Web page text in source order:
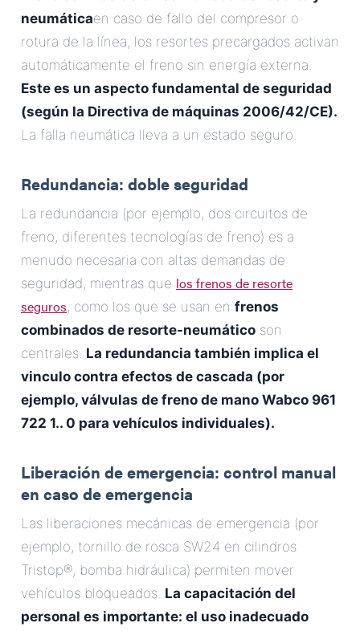
neumáticaen caso de fallo del compresor o
rotura de la línea, los resortes precargados activan
automáticamente el freno sin energía externa.
Este es un aspecto fundamental de seguridad
(según la Directiva de máquinas 2006/42/CE).
La falla neumática lleva a un estado seguro.
Redundancia: doble seguridad
La redundancia (por ejemplo, dos circuitos de
freno, diferentes tecnologías de freno) es a
menudo necesaria con altas demandas de
seguridad, mientras que los frenos de resorte
seguros, como los que se usan en frenos
combinados de resorte-neumático son
centrales. La redundancia también implica el
vinculo contra efectos de cascada (por
ejemplo, válvulas de freno de mano Wabco 961
722 1.. 0 para vehículos individuales).
Liberación de emergencia: control manual
en caso de emergencia
Las liberaciones mecánicas de emergencia (por
ejemplo, tornillo de rosca SW24 en cilindros
Tristop®, bomba hidráulica) permiten mover
vehículos bloqueados. La capacitación del
personal es importante: el uso inadecuado